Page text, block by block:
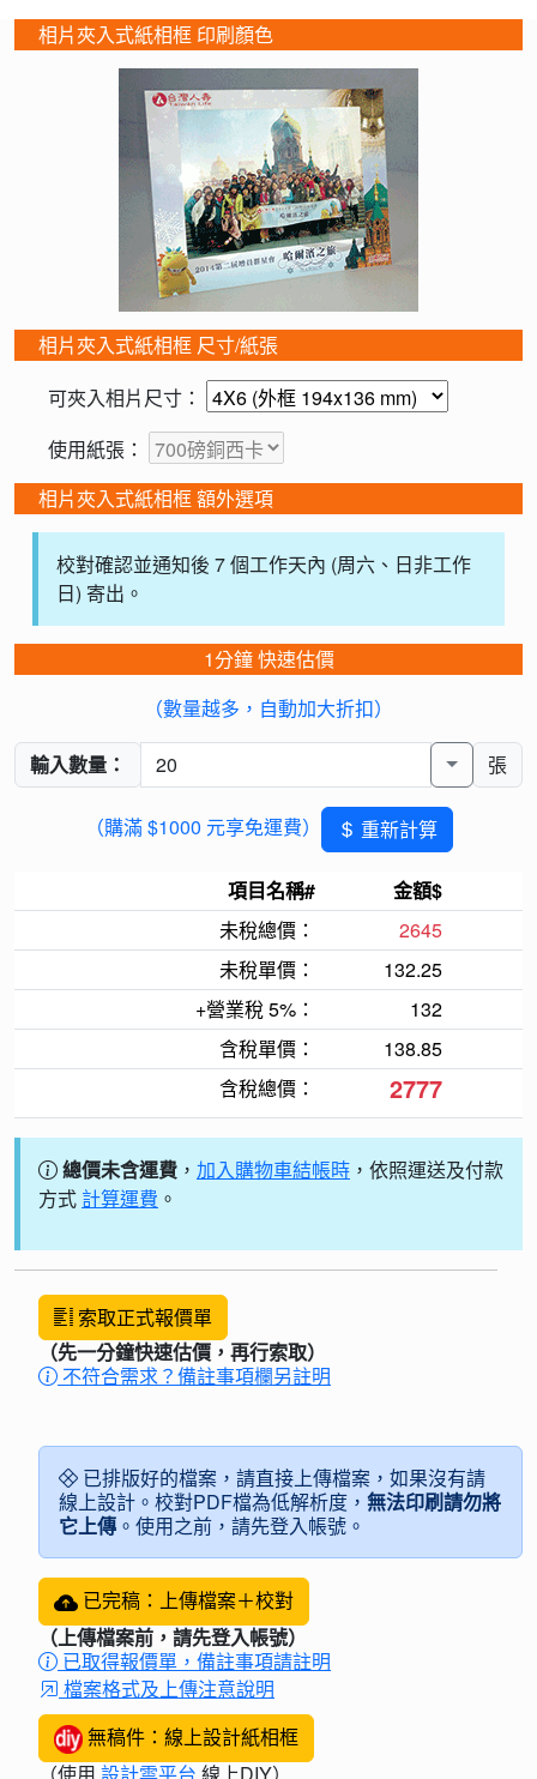
相片夾入式紙相框 印刷顏色
相片夾入式紙相框 尺寸/紙張
可夾入相片尺寸：
使用紙張：
相片夾入式紙相框 額外選項
校對確認並通知後 7 個工作天內 (周六、日非工作
日) 寄出。
1分鐘 快速估價
（數量越多，自動加大折扣）
輸入數量： 張
（購滿 $1000 元享免運費） 重新計算
項目名稱#
金額$
未稅總價：
2645
未稅單價：
132.25
+營業稅 5%：
132
含稅單價：
138.85
含稅總價：
2777
總價未含運費 ， 加入購物車結帳時 ，依照運送及付款
方式 計算運費 。
索取正式報價單
（先一分鐘快速估價，再行索取）
不符合需求？備註事項欄另註明
已排版好的檔案，請直接上傳檔案，如果沒有請
線上設計。校對PDF檔為低解析度， 無法印刷請勿將
它上傳 。使用之前，請先登入帳號。
已完稿：上傳檔案＋校對
（上傳檔案前，請先登入帳號）
已取得報價單，備註事項請註明
檔案格式及上傳注意說明
無稿件：線上設計紙相框
（使用 設計雲平台 線上DIY）